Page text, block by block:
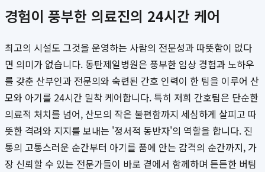
경험이 풍부한 의료진의 24시간 케어
최고의 시설도 그것을 운영하는 사람의 전문성과 따뜻함이 없다
면 의미가 없습니다. 동탄제일병원은 풍부한 임상 경험과 노하우
를 갖춘 산부인과 전문의와 숙련된 간호 인력이 한 팀을 이루어 산
모와 아기를 24시간 밀착 케어합니다. 특히 저희 간호팀은 단순한
의료적 처치를 넘어, 산모의 작은 불편함까지 세심하게 살피고 따
뜻한 격려와 지지를 보내는 '정서적 동반자'의 역할을 합니다. 진
통의 고통스러운 순간부터 아기를 품에 안는 감격의 순간까지, 가
장 신뢰할 수 있는 전문가들이 바로 곁에서 함께하며 든든한 버팀